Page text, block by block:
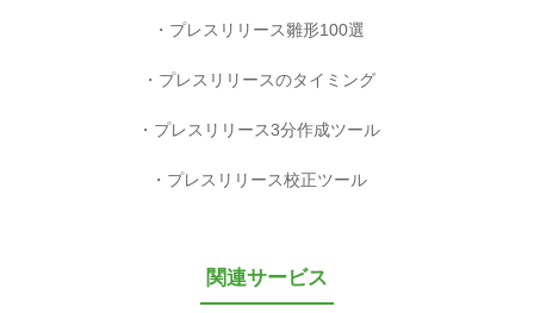
プレスリリース雛形100選
プレスリリースのタイミング
プレスリリース3分作成ツール
プレスリリース校正ツール
関連サービス